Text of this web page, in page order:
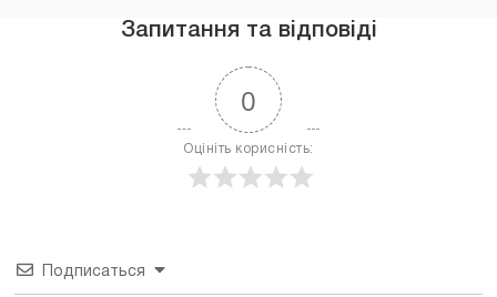
Запитання та відповіді
0
Оцініть корисність:
Подписаться